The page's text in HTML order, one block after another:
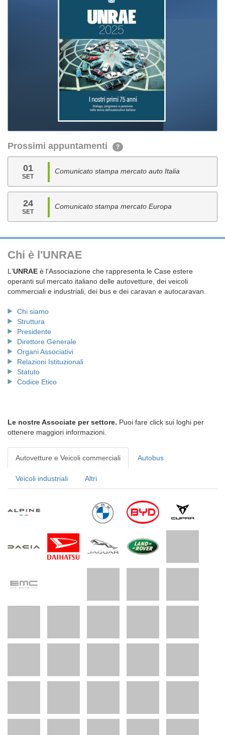
Prossimi appuntamenti ?
01
SET
Comunicato stampa mercato auto Italia
24
SET
Comunicato stampa mercato Europa
Chi è l'UNRAE
L'UNRAE è l'Associazione che rappresenta le Case estere
operanti sul mercato italiano delle autovetture, dei veicoli
commerciali e industriali, dei bus e dei caravan e autocaravan.
Chi siamo
Struttura
Presidente
Direttore Generale
Organi Associativi
Relazioni Istituzionali
Statuto
Codice Etico
Le nostre Associate per settore. Puoi fare click sui loghi per
ottenere maggiori informazioni.
Autovetture e Veicoli commerciali Autobus
Veicoli industriali Altri